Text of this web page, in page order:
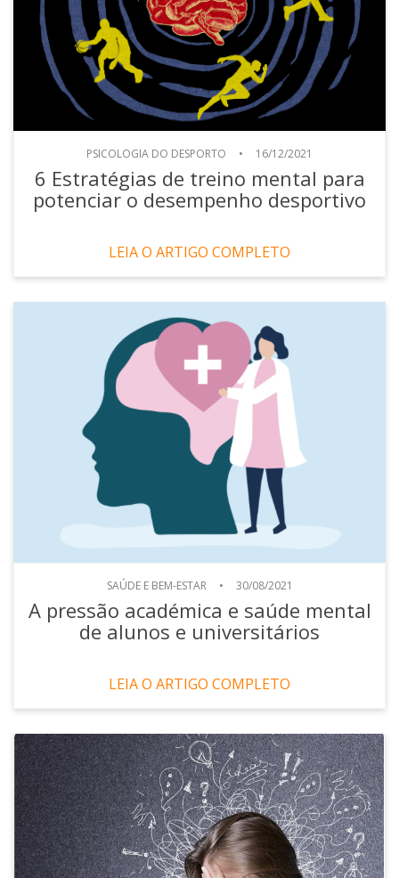
PSICOLOGIA DO DESPORTO • 16/12/2021
6 Estratégias de treino mental para
potenciar o desempenho desportivo
LEIA O ARTIGO COMPLETO
SAÚDE E BEM-ESTAR • 30/08/2021
A pressão académica e saúde mental
de alunos e universitários
LEIA O ARTIGO COMPLETO